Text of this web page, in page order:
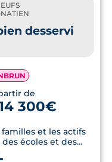
desservi
de
300€
et les actifs
écoles et des